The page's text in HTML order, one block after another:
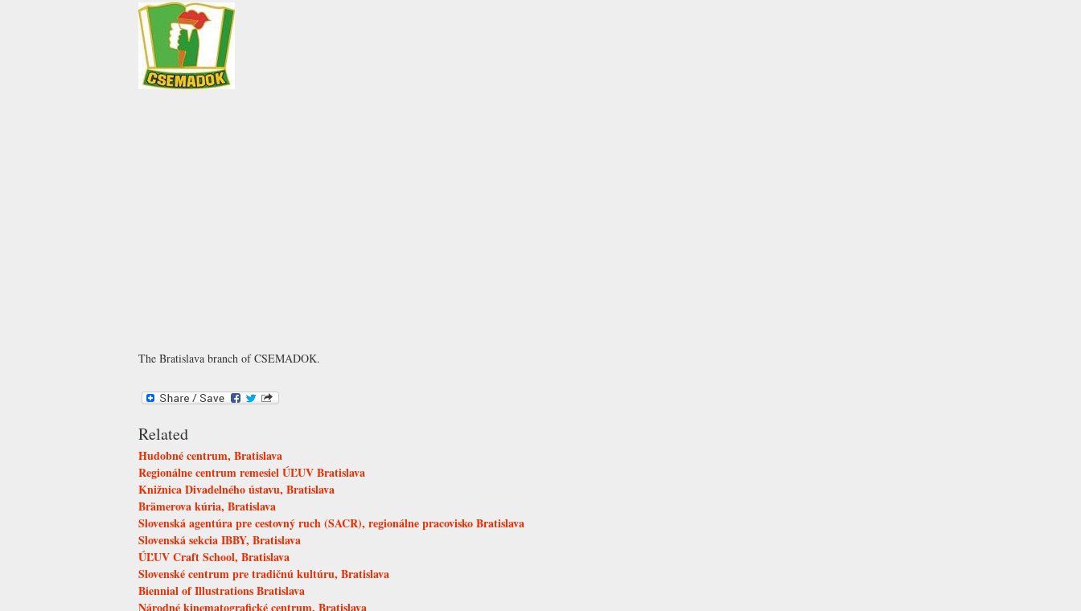
The Bratislava branch of CSEMADOK.
Related
Hudobné centrum, Bratislava
Regionálne centrum remesiel ÚĽUV Bratislava
Knižnica Divadelného ústavu, Bratislava
Brämerova kúria, Bratislava
Slovenská agentúra pre cestovný ruch (SACR), regionálne pracovisko Bratislava
Slovenská sekcia IBBY, Bratislava
ÚĽUV Craft School, Bratislava
Slovenské centrum pre tradičnú kultúru, Bratislava
Biennial of Illustrations Bratislava
Národné kinematografické centrum, Bratislava